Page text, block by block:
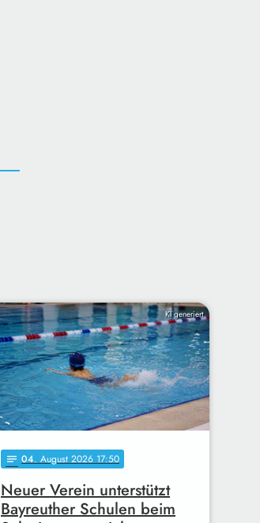
KI generiert
notes 04. August 2026 17:50
Neuer Verein unterstützt
Bayreuther Schulen beim